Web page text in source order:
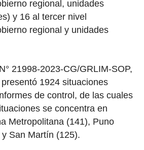
regional, unidades
y 16 al tercer nivel
regional y unidades
21998-2023-CG/GRLIM-SOP,
1924 situaciones
de control, de las cuales
se concentra en
Metropolitana (141), Puno
San Martín (125).